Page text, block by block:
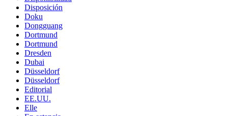
Disposición
Doku
Dongguang
Dortmund
Dortmund
Dresden
Dubai
Düsseldorf
Düsseldorf
Editorial
EE.UU.
Elle